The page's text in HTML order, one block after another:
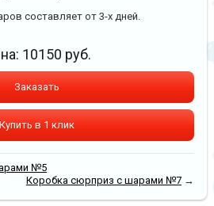
составляет от 3-х дней.
10150 руб.
Заказать
Купить в 1 клик
№5
Коробка сюрприз с шарами №7→